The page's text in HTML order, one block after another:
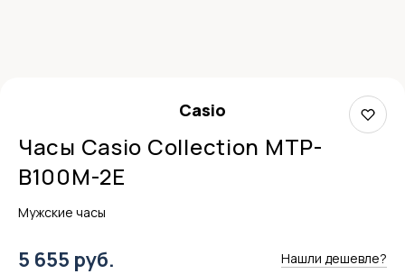
Casio
Часы Casio Collection MTP-
B100M-2E
Мужские часы
5 655 руб. Нашли дешевле?